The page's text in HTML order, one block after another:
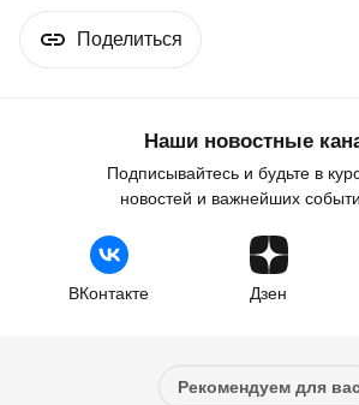
Поделиться
Наши новостные
Подписывайтесь и будьте в
новостей и важнейших
ВКонтакте Дзен
Рекомендуем для